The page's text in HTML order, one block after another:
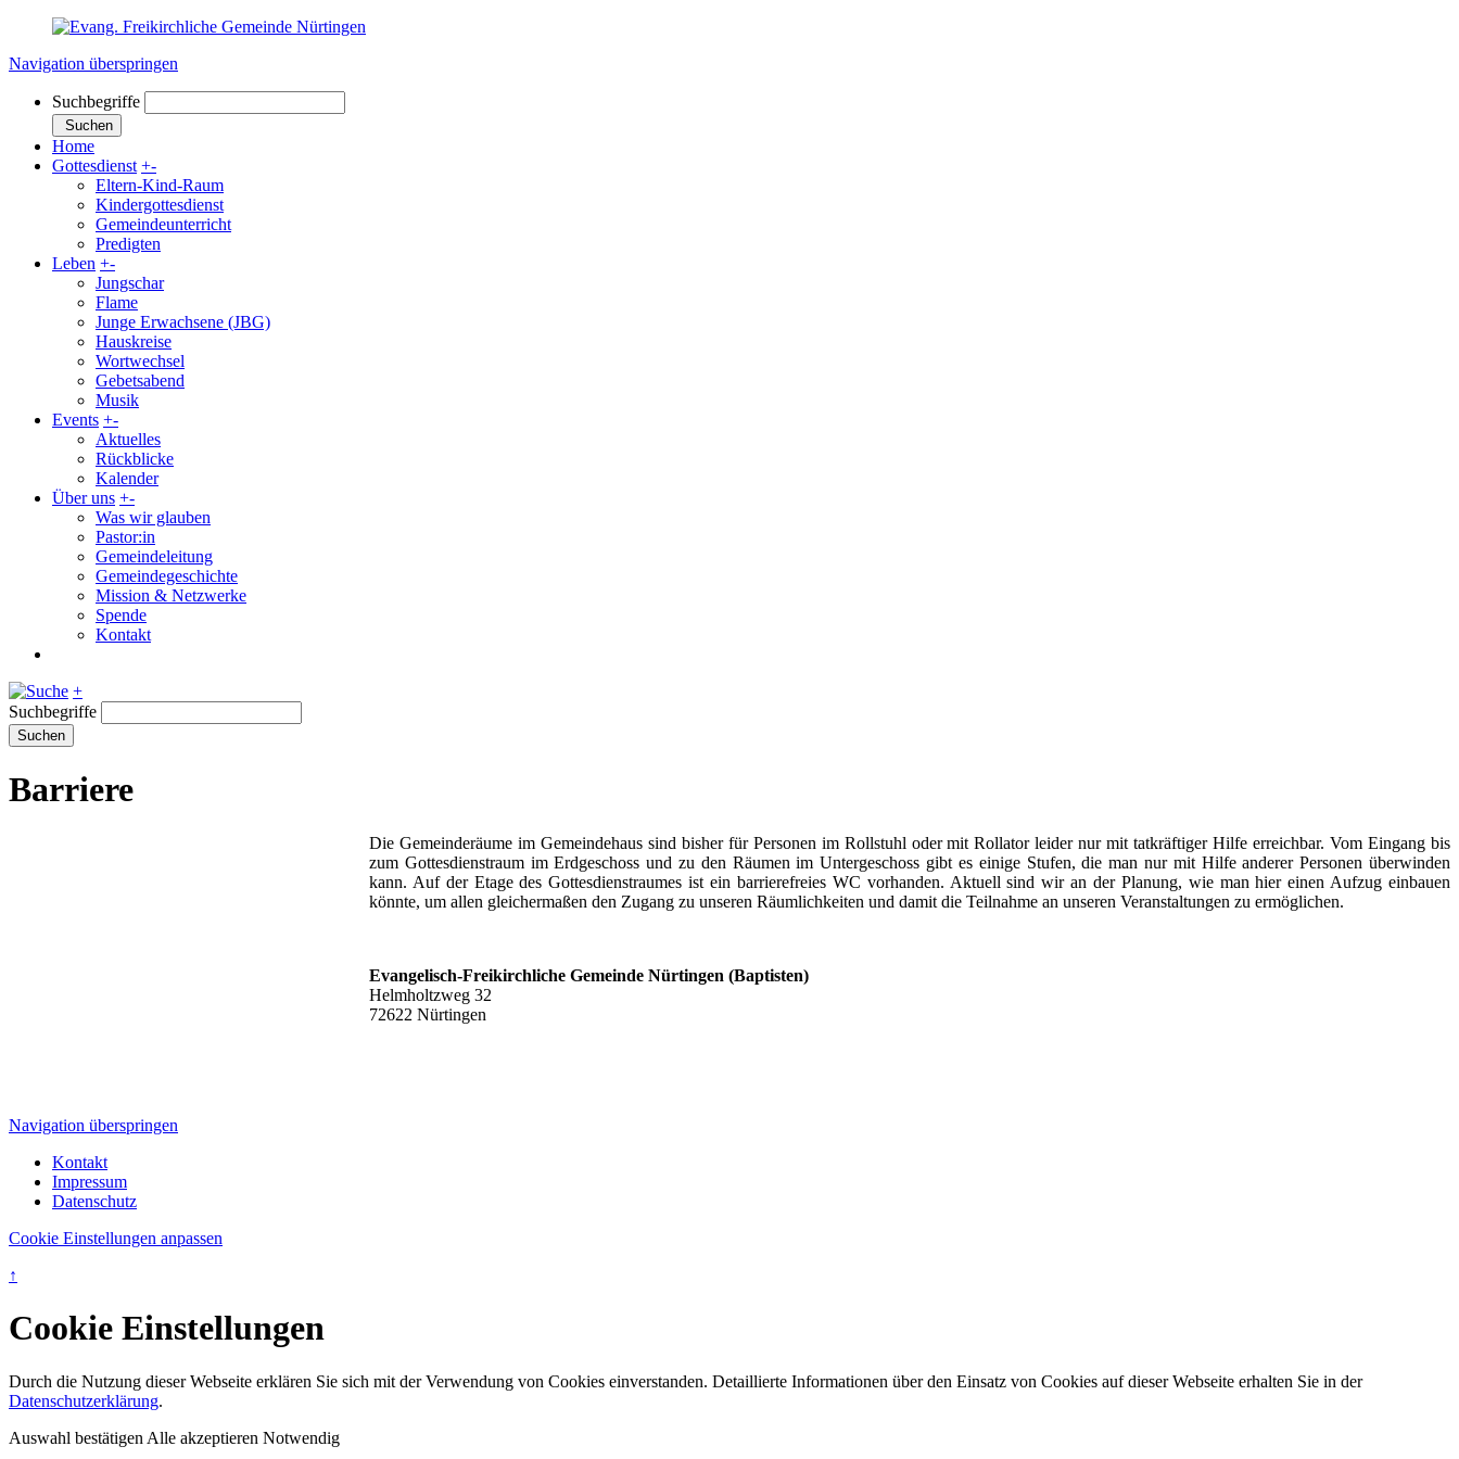
Navigation überspringen
Suchbegriffe
Suchen
Home
Gottesdienst +-
Eltern-Kind-Raum
Kindergottesdienst
Gemeindeunterricht
Predigten
Leben +-
Jungschar
Flame
Junge Erwachsene (JBG)
Hauskreise
Wortwechsel
Gebetsabend
Musik
Events +-
Aktuelles
Rückblicke
Kalender
Über uns +-
Was wir glauben
Pastor:in
Gemeindeleitung
Gemeindegeschichte
Mission & Netzwerke
Spende
Kontakt
+
Suchbegriffe
Suchen
Barriere
Die Gemeinderäume im Gemeindehaus sind bisher für Personen im Rollstuhl oder mit Rollator leider nur mit tatkräftiger Hilfe erreichbar. Vom Eingang bis
zum Gottesdienstraum im Erdgeschoss und zu den Räumen im Untergeschoss gibt es einige Stufen, die man nur mit Hilfe anderer Personen überwinden
kann. Auf der Etage des Gottesdienstraumes ist ein barrierefreies WC vorhanden. Aktuell sind wir an der Planung, wie man hier einen Aufzug einbauen
könnte, um allen gleichermaßen den Zugang zu unseren Räumlichkeiten und damit die Teilnahme an unseren Veranstaltungen zu ermöglichen.
Evangelisch-Freikirchliche Gemeinde Nürtingen (Baptisten)
Helmholtzweg 32
72622 Nürtingen
Navigation überspringen
Kontakt
Impressum
Datenschutz
Cookie Einstellungen anpassen
↑
Cookie Einstellungen
Durch die Nutzung dieser Webseite erklären Sie sich mit der Verwendung von Cookies einverstanden. Detaillierte Informationen über den Einsatz von Cookies auf dieser Webseite erhalten Sie in der
Datenschutzerklärung.
Auswahl bestätigen Alle akzeptieren Notwendig